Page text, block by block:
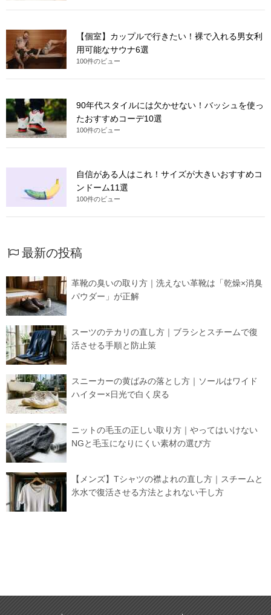
【個室】カップルで行きたい！裸で入れる男女利
用可能なサウナ6選
100件のビュー
90年代スタイルには欠かせない！バッシュを使っ
たおすすめコーデ10選
100件のビュー
自信がある人はこれ！サイズが大きいおすすめコ
ンドーム11選
100件のビュー
最新の投稿
革靴の臭いの取り方｜洗えない革靴は「乾燥×消臭
パウダー」が正解
スーツのテカリの直し方｜ブラシとスチームで復
活させる手順と防止策
スニーカーの黄ばみの落とし方｜ソールはワイド
ハイター×日光で白く戻る
ニットの毛玉の正しい取り方｜やってはいけない
NGと毛玉になりにくい素材の選び方
【メンズ】Tシャツの襟よれの直し方｜スチームと
氷水で復活させる方法とよれない干し方